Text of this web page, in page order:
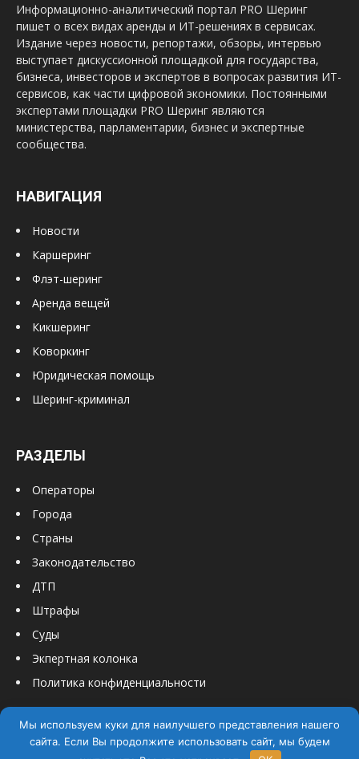
Информационно-аналитический портал PRO Шеринг
пишет о всех видах аренды и ИТ-решениях в сервисах.
Издание через новости, репортажи, обзоры, интервью
выступает дискуссионной площадкой для государства,
бизнеса, инвесторов и экспертов в вопросах развития ИТ-
сервисов, как части цифровой экономики. Постоянными
экспертами площадки PRO Шеринг являются
министерства, парламентарии, бизнес и экспертные
сообщества.
НАВИГАЦИЯ
Новости
Каршеринг
Флэт-шеринг
Аренда вещей
Кикшеринг
Коворкинг
Юридическая помощь
Шеринг-криминал
РАЗДЕЛЫ
Операторы
Города
Страны
Законодательство
ДТП
Штрафы
Суды
Экпертная колонка
Политика конфиденциальности
Мы используем куки для наилучшего представления нашего
сайта. Если Вы продолжите использовать сайт, мы будем